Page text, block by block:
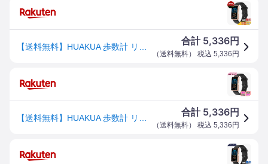
合計 5,336円
（送料無料） 税込 5,336 円
合計 5,336円
（送料無料） 税込 5,336 円